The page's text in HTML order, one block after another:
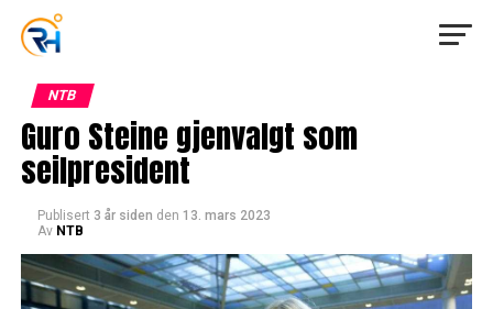
NTB
Guro Steine gjenvalgt som
seilpresident
Publisert 3 år siden den 13. mars 2023
Av NTB